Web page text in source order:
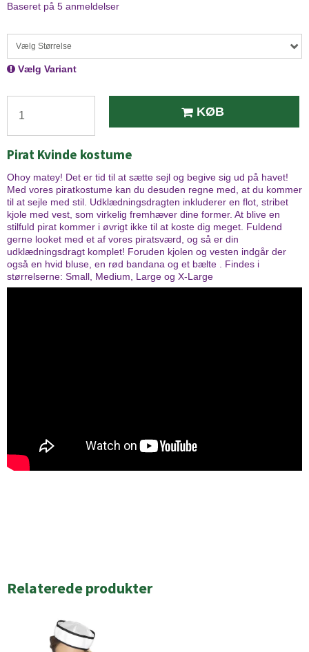
Baseret på 5 anmeldelser
Vælg Størrelse
Vælg Variant
KØB
Pirat Kvinde kostume
Ohoy matey! Det er tid til at sætte sejl og begive sig ud på havet!
Med vores piratkostume kan du desuden regne med, at du kommer
til at sejle med stil. Udklædningsdragten inkluderer en flot, stribet
kjole med vest, som virkelig fremhæver dine former. At blive en
stilfuld pirat kommer i øvrigt ikke til at koste dig meget. Fuldend
gerne looket med et af vores piratsværd, og så er din
udklædningsdragt komplet! Foruden kjolen og vesten indgår der
også en hvid bluse, en rød bandana og et bælte . Findes i
størrelserne: Small, Medium, Large og X-Large
Relaterede produkter